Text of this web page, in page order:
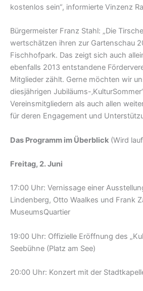
kostenlos sein“, informierte Vinzenz
Bürgermeister Franz Stahl: „Die
wertschätzen ihren zur Gartenschau
Fischhofpark. Das zeigt sich auch
ebenfalls 2013 entstandene
Mitglieder zählt. Gerne möchten wir
diesjährigen Jubiläums-
Vereinsmitgliedern als auch allen
für deren Engagement und
Das Programm im Überblick (Wird
Freitag, 2. Juni
17:00 Uhr: Vernissage einer
Lindenberg, Otto Waalkes und Frank
MuseumsQuartier
19:00 Uhr: Offizielle Eröffnung des
Seebühne (Platz am See)
20:00 Uhr: Konzert mit der